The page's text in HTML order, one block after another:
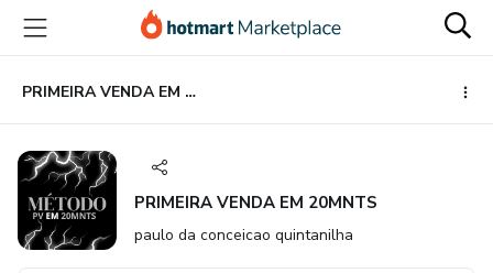
para
conteúdo
principal
para
pagamento
para
rodapé
PRIMEIRA VENDA EM 20MNTS
PRIMEIRA VENDA EM 20MNTS
paulo da conceicao quintanilha